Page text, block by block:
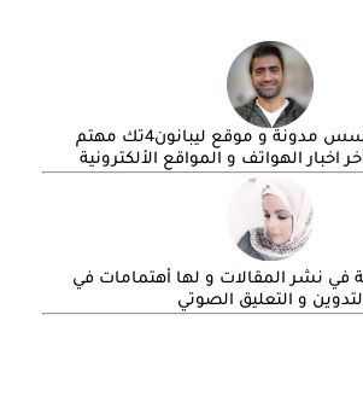
: مؤسس مدونة و موقع ليبانون4تك مهتم
اخبار الهواتف و المواقع الألكترونية
في نشر المقالات و لها أهتمامات في
و التعليق الصوتي